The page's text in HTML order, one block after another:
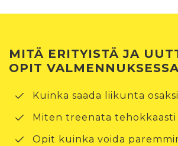
MITÄ ERITYISTÄ JA
OPIT
Kuinka saada liikunta
Miten treenata
Opit kuinka voida